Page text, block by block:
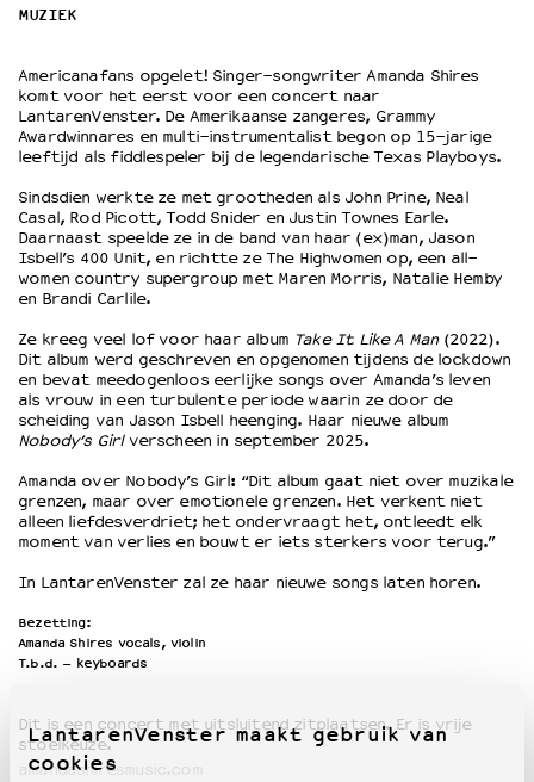
LantarenVenster maakt gebruik van
cookies
Wat we doen
Werken bij
Wie is wie
Historie
Partners
Huisregels
Privacyverklaring
Duurzaamheid
Culturele boycot Israël
Ruimte voor artistieke vrijheid – VNPF
MUZIEK
Americanafans opgelet! Singer-songwriter Amanda Shires
komt voor het eerst voor een concert naar
LantarenVenster. De Amerikaanse zangeres, Grammy
Awardwinnares en multi-instrumentalist begon op 15-jarige
leeftijd als fiddlespeler bij de legendarische Texas Playboys.
Sindsdien werkte ze met grootheden als John Prine, Neal
Casal, Rod Picott, Todd Snider en Justin Townes Earle.
Daarnaast speelde ze in de band van haar (ex)man, Jason
Isbell’s 400 Unit, en richtte ze The Highwomen op, een all-
women country supergroup met Maren Morris, Natalie Hemby
en Brandi Carlile.
Ze kreeg veel lof voor haar album Take It Like A Man(2022).
Dit album werd geschreven en opgenomen tijdens de lockdown
en bevat meedogenloos eerlijke songs over Amanda’s leven
als vrouw in een turbulente periode waarin ze door de
scheiding van Jason Isbell heenging. Haar nieuwe album
Nobody’s Girlverscheen in september 2025.
Amanda over Nobody’s Girl: “Dit album gaat niet over muzikale
grenzen, maar over emotionele grenzen. Het verkent niet
alleen liefdesverdriet; het ondervraagt het, ontleedt elk
moment van verlies en bouwt er iets sterkers voor terug.”
In LantarenVenster zal ze haar nieuwe songs laten horen.
Bezetting:
Amanda Shires vocals, violin
T.b.d. – keyboards
Dit is een concert met uitsluitend zitplaatsen. Er is vrije
stoelkeuze.
amandashiresmusic.com